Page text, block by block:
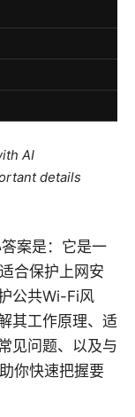
AI
details
案是：它是一
合保护上网安
公共Wi-Fi风
其工作原理、适
见问题、以及与
你快速把握要